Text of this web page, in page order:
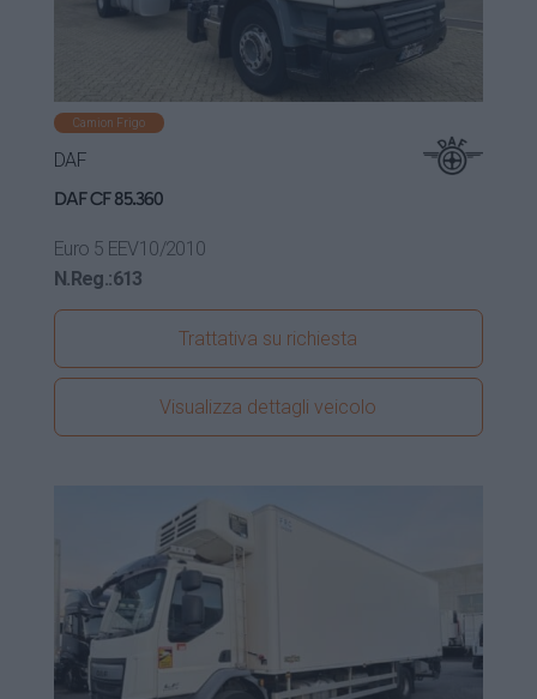
Camion Frigo
DAF
DAF CF 85.360
Euro 5 EEV10/2010
N.Reg.:613
Trattativa su richiesta
Visualizza dettagli veicolo